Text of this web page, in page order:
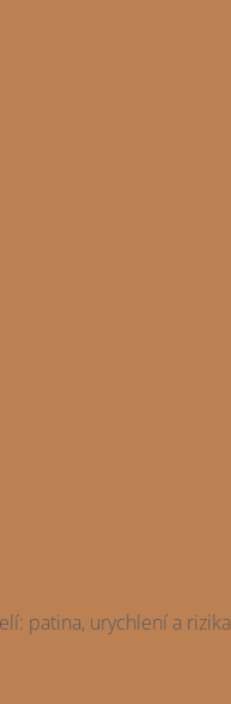
patina, urychlení a rizika